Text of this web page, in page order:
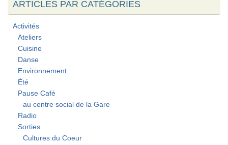
ARTICLES PAR CATÉGORIES
Activités
Ateliers
Cuisine
Danse
Environnement
Été
Pause Café
au centre social de la Gare
Radio
Sorties
Cultures du Coeur